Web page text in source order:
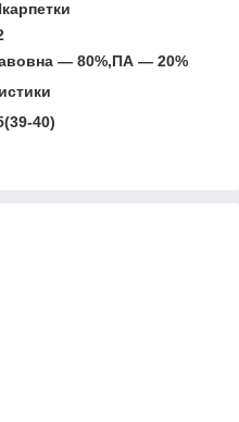
— 80%,ПА — 20%
40)